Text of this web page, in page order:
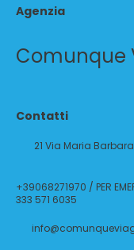
Agenzia
Comunque
Contatti
21 Via Maria
+39068271970 / PER
333 571 6035